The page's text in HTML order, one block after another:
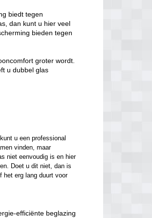
biedt tegen
dan kunt u hier veel
bieden tegen
groter wordt.
u dubbel glas
u een professional
vinden, maar
niet eenvoudig is en hier
Doet u dit niet, dan is
het erg lang duurt voor
efficiënte beglazing